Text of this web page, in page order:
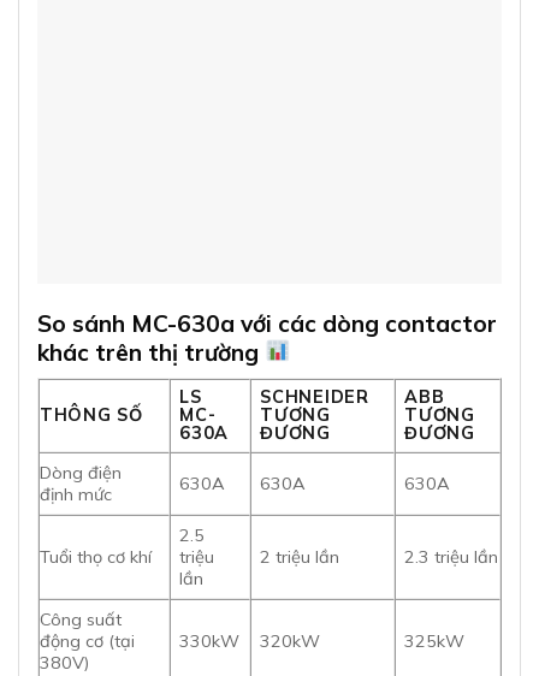
So sánh MC-630a với các dòng contactor
khác trên thị trường
THÔNG SỐ
LS
MC-
630A
SCHNEIDER
TƯƠNG
ĐƯƠNG
ABB
TƯƠNG
ĐƯƠNG
Dòng điện
định mức
630A 630A 630A
Tuổi thọ cơ khí
2.5
triệu
lần
2 triệu lần 2.3 triệu lần
Công suất
động cơ (tại
380V)
330kW 320kW 325kW